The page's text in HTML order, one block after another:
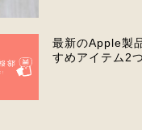
最新のApple製
すめアイテム2